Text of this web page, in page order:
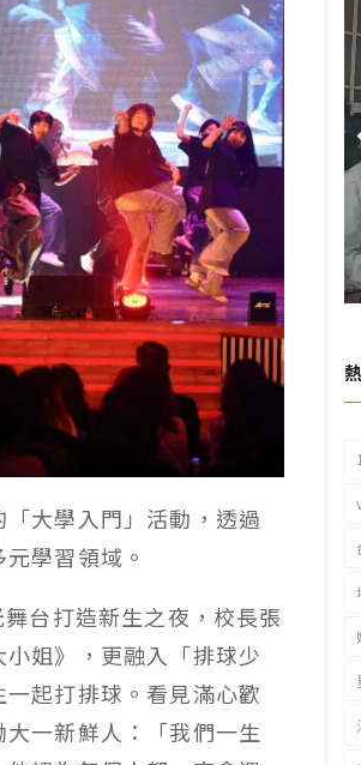
大學入門」活動，透過
學習領域。
台打造新生之夜，校長張
姐》，更融入「排球少
起打排球。看見滿心歡
一新鮮人：「我們一生